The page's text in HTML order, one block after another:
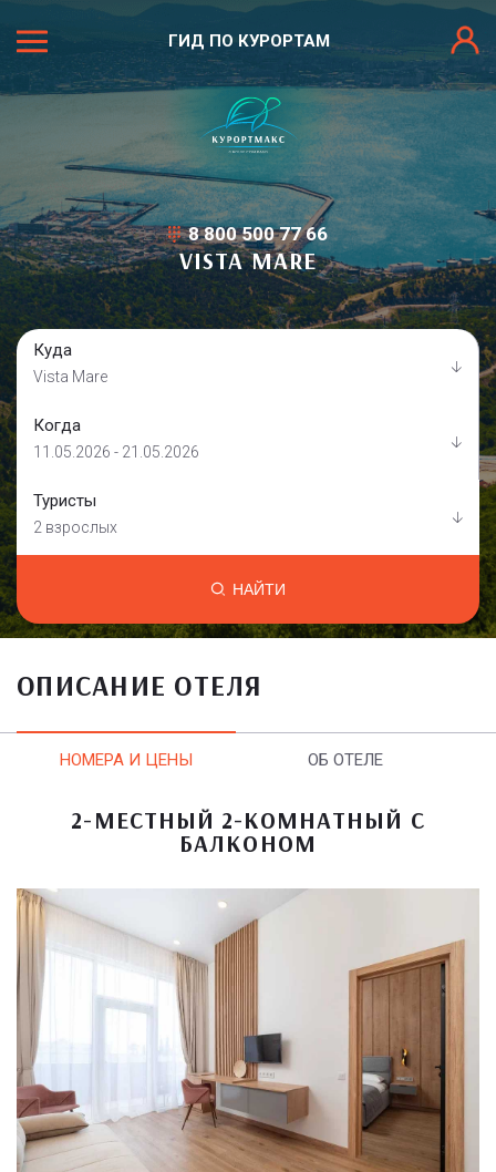
ГИД ПО КУРОРТАМ
8 800 500 77 66
VISTA MARE
Куда
Vista Mare
Когда
11.05.2026 - 21.05.2026
Туристы
2 взрослых
НАЙТИ
ОПИСАНИЕ ОТЕЛЯ
НОМЕРА И ЦЕНЫ ОБ ОТЕЛЕ
2-МЕСТНЫЙ 2-КОМНАТНЫЙ С
БАЛКОНОМ